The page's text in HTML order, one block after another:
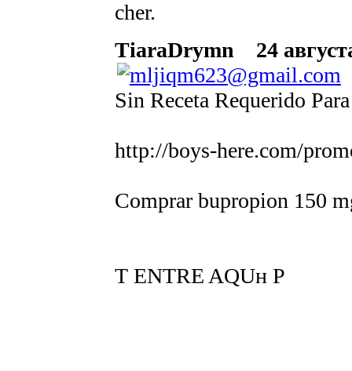
cher.
TiaraDrymn
24
Sin Receta Requerido
http://boys-here.com/
Comprar bupropion 150
Т ENTRE AQUн Р